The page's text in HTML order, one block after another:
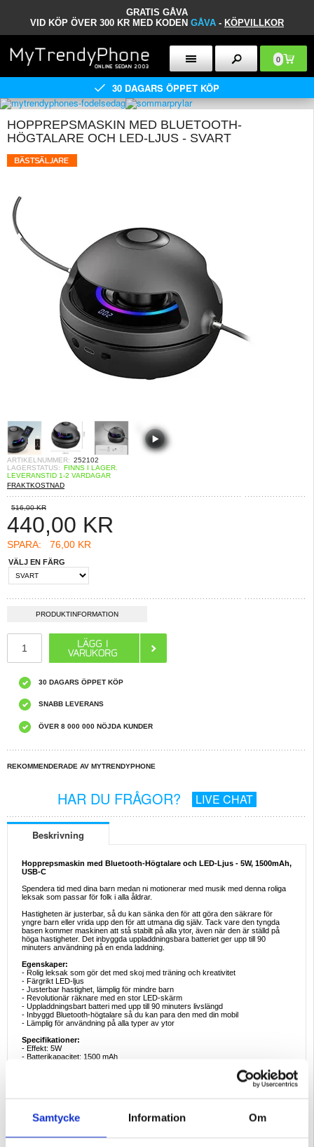
Samtycke Information Om
GRATIS GÅVA
VID KÖP ÖVER 300 KR MED KODEN GÅVA - KÖPVILLKOR
0
30 DAGARS ÖPPET KÖP
HOPPREPSMASKIN MED BLUETOOTH-
HÖGTALARE OCH LED-LJUS - SVART
ARTIKELNUMMER: 252102
LAGERSTATUS: FINNS I LAGER.
LEVERANSTID 1-2 VARDAGAR
FRAKTKOSTNAD
516,00 KR
440,00 KR
SPARA: 76,00 KR
VÄLJ EN FÄRG
PRODUKTINFORMATION
30 DAGARS ÖPPET KÖP
SNABB LEVERANS
ÖVER 8 000 000 NÖJDA KUNDER
REKOMMENDERADE AV MYTRENDYPHONE
HAR DU FRÅGOR? LIVE CHAT
Beskrivning
Hopprepsmaskin med Bluetooth-Högtalare och LED-Ljus - 5W, 1500mAh,
USB-C
Spendera tid med dina barn medan ni motionerar med musik med denna roliga
leksak som passar för folk i alla åldrar.
Hastigheten är justerbar, så du kan sänka den för att göra den säkrare för
yngre barn eller vrida upp den för att utmana dig själv. Tack vare den tyngda
basen kommer maskinen att stå stabilt på alla ytor, även när den är ställd på
höga hastigheter. Det inbyggda uppladdningsbara batteriet ger upp till 90
minuters användning på en enda laddning.
Egenskaper:
- Rolig leksak som gör det med skoj med träning och kreativitet
- Färgrikt LED-ljus
- Justerbar hastighet, lämplig för mindre barn
- Revolutionär räknare med en stor LED-skärm
- Uppladdningsbart batteri med upp till 90 minuters livslängd
- Inbyggd Bluetooth-högtalare så du kan para den med din mobil
- Lämplig för användning på alla typer av ytor
Specifikationer:
- Effekt: 5W
- Batterikapacitet: 1500 mAh
- Hopprep
- Fjärrkontroll